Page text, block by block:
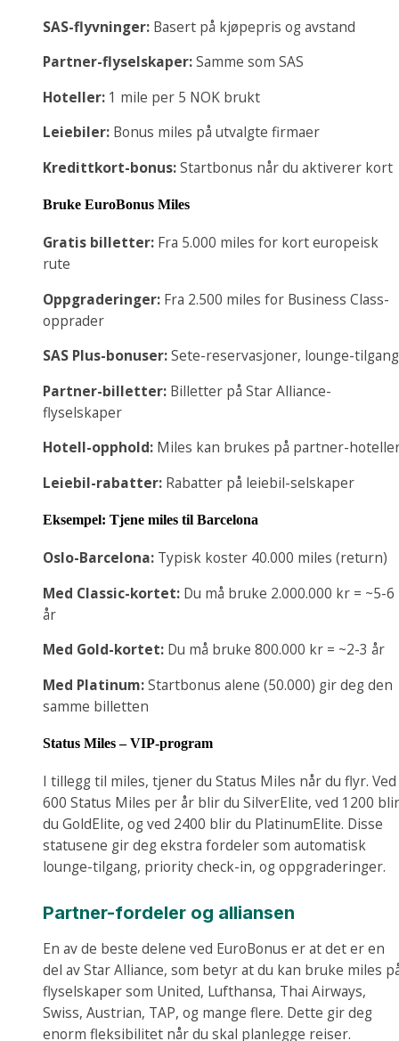
SAS-flyvninger: Basert på kjøpepris og avstand
Partner-flyselskaper:Samme som SAS
Hoteller: 1 mile per 5 NOK brukt
Leiebiler: Bonus miles på utvalgte firmaer
Kredittkort-bonus:Startbonus når du aktiverer kort
Bruke EuroBonus Miles
Gratis billetter: Fra 5.000 miles for kort europeisk
rute
Oppgraderinger: Fra 2.500 miles for Business Class-
opprader
SAS Plus-bonuser:Sete-reservasjoner, lounge-tilgang
Partner-billetter: Billetter på Star Alliance-
flyselskaper
Hotell-opphold: Miles kan brukes på partner-
Leiebil-rabatter: Rabatter på leiebil-selskaper
Eksempel: Tjene miles til Barcelona
Oslo-Barcelona: Typisk koster 40.000 miles (return)
Med Classic-kortet: Du må bruke 2.000.000 kr = ~5-6
år
Med Gold-kortet: Du må bruke 800.000 kr = ~2-3 år
Med Platinum:Startbonus alene (50.000) gir deg den
samme billetten
Status Miles – VIP-program
I tillegg til miles, tjener du Status Miles når du flyr. Ved
600 Status Miles per år blir du SilverElite, ved 1200 blir
du GoldElite, og ved 2400 blir du PlatinumElite. Disse
statusene gir deg ekstra fordeler som automatisk
lounge-tilgang, priority check-in, og oppgraderinger.
Partner-fordeler og alliansen
En av de beste delene ved EuroBonus er at det er en
del av Star Alliance, som betyr at du kan bruke miles
flyselskaper som United, Lufthansa, Thai Airways,
Swiss, Austrian, TAP, og mange flere. Dette gir deg
enorm fleksibilitet når du skal planlegge reiser.